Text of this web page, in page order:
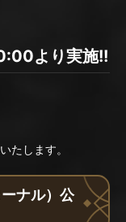
より実施!!
たします。
ナル）公